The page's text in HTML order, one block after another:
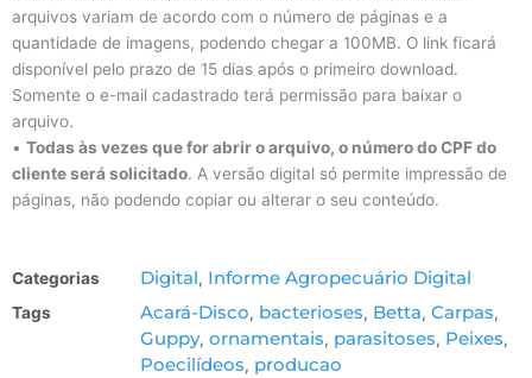
arquivos variam de acordo com o número de páginas e a
quantidade de imagens, podendo chegar a 100MB. O link ficará
disponível pelo prazo de 15 dias após o primeiro download.
Somente o e-mail cadastrado terá permissão para baixar o
arquivo.
• Todas às vezes que for abrir o arquivo, o número do CPF do
cliente será solicitado. A versão digital só permite impressão de
páginas, não podendo copiar ou alterar o seu conteúdo.
Categorias Digital, Informe Agropecuário Digital
Tags Acará-Disco, bacterioses, Betta, Carpas,
Guppy, ornamentais, parasitoses, Peixes,
Poecilídeos, producao